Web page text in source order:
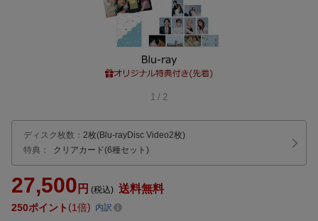
1 / 2
ディスク枚数 ： 2枚(Blu-rayDisc Video2枚)
特典：
クリアカード(6種セット)
27,500 円 (税込) 送料無料
250ポイント 1倍 内訳